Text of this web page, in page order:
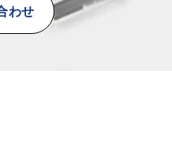
わせ